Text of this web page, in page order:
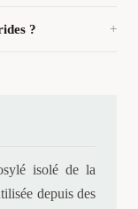
?
isolé de la
depuis des